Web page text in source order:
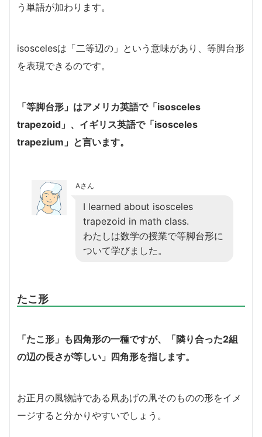
う単語が加わります。
isoscelesは「二等辺の」という意味があり、等脚台形
を表現できるのです。
「等脚台形」はアメリカ英語で「isosceles
trapezoid」、イギリス英語で「isosceles
trapezium」と言います。
Aさん
I learned about isosceles
trapezoid in math class.
わたしは数学の授業で等脚台形に
ついて学びました。
たこ形
「たこ形」も四角形の一種ですが、「隣り合った2組
の辺の長さが等しい」四角形を指します。
お正月の風物詩である凧あげの凧そのものの形をイメ
ージすると分かりやすいでしょう。